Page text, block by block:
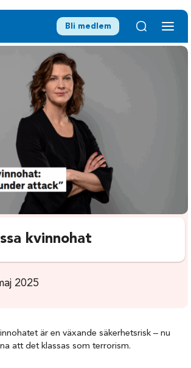
Bli medlem
kvinnohat
2025
är en växande säkerhetsrisk – nu
att det klassas som terrorism.